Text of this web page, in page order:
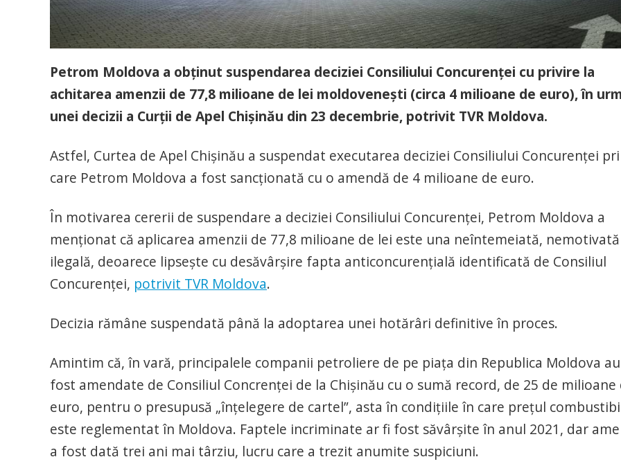
Petrom Moldova a obținut suspendarea deciziei Consiliului Concurenței cu privire la
achitarea amenzii de 77,8 milioane de lei moldovenești (circa 4 milioane de euro), în
unei decizii a Curții de Apel Chișinău din 23 decembrie, potrivit TVR Moldova.
Astfel, Curtea de Apel Chișinău a suspendat executarea deciziei Consiliului Concurenței
care Petrom Moldova a fost sancționată cu o amendă de 4 milioane de euro.
În motivarea cererii de suspendare a deciziei Consiliului Concurenței, Petrom Moldova a
menționat că aplicarea amenzii de 77,8 milioane de lei este una neîntemeiată,
ilegală, deoarece lipsește cu desăvârșire fapta anticoncurențială identificată de Consiliul
Concurenței, potrivit TVR Moldova.
Decizia rămâne suspendată până la adoptarea unei hotărâri definitive în proces.
Amintim că, în vară, principalele companii petroliere de pe piața din Republica Moldova au
fost amendate de Consiliul Concrenței de la Chișinău cu o sumă record, de 25 de milioane
euro, pentru o presupusă „înțelegere de cartel”, asta în condițiile în care prețul
este reglementat în Moldova. Faptele incriminate ar fi fost săvârșite în anul 2021, dar
a fost dată trei ani mai târziu, lucru care a trezit anumite suspiciuni.